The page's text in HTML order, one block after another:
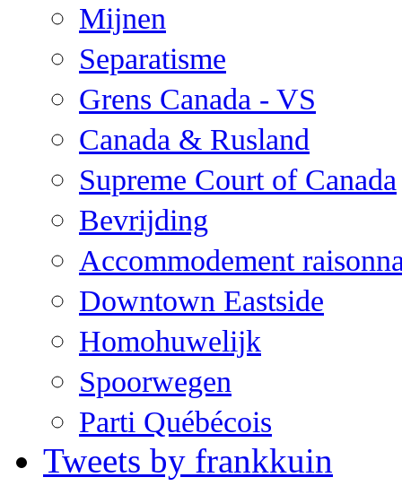
Mijnen
Separatisme
Grens Canada - VS
Canada & Rusland
Supreme Court of Canada
Bevrijding
Accommodement
Downtown Eastside
Homohuwelijk
Spoorwegen
Parti Québécois
Tweets by frankkuin